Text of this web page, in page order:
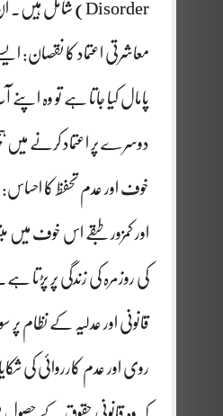
Disorder) شامل ہیں۔ ان افراد کی زندگی میں ایک گہرا دکھ اور خوف ہوتا ہے، جو ان کی زندگی کے دیگر پہلوؤں کو متاثر کرتا ہے۔
معاشرتی اعتماد کا نقصان:
پامال کیا جاتا ہے تو وہ
دوسرے پر اعتماد کرنے میں
خوف اور عدم تحفظ کا
اور کمزور طبقے اس خوف میں
کی روزمرہ کی زندگی پر پڑتا ہے۔
قانونی اور عدلیہ کے نظام
روی اور عدم کارروائی کی